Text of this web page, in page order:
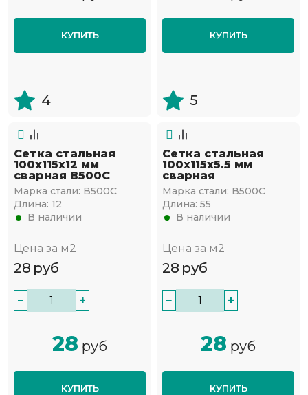
КУПИТЬ
4
КУПИТЬ
5
Сетка стальная
100х115х12 мм
сварная В500С
Марка стали: В500С
Длина: 12
В наличии
Цена за м2
28 руб
− +
28 руб
КУПИТЬ
Сетка стальная
100х115х5.5 мм
сварная
Марка стали: В500С
Длина: 55
В наличии
Цена за м2
28 руб
− +
28 руб
КУПИТЬ